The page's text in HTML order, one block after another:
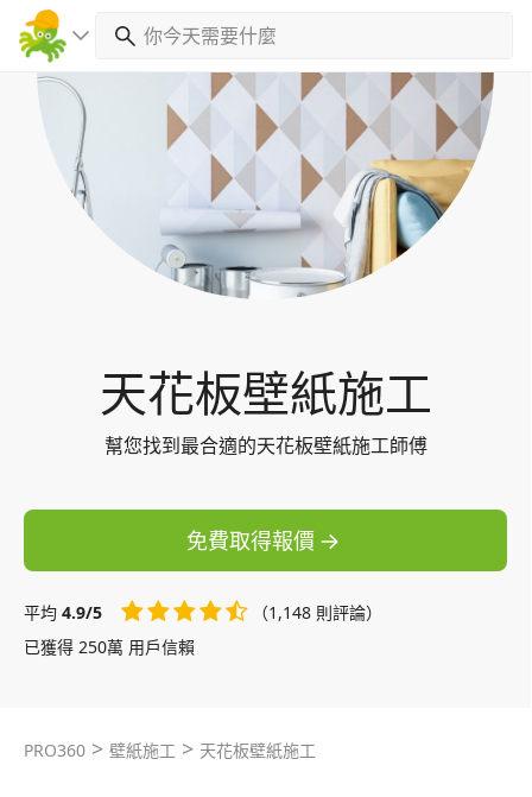
天花板壁紙施工
幫您找到最合適的天花板壁紙施工師傅
免費取得報價
平均 4.9/5
（1,148 則評論）
已獲得 250萬 用戶信賴
PRO360 > 壁紙施工 > 天花板壁紙施工